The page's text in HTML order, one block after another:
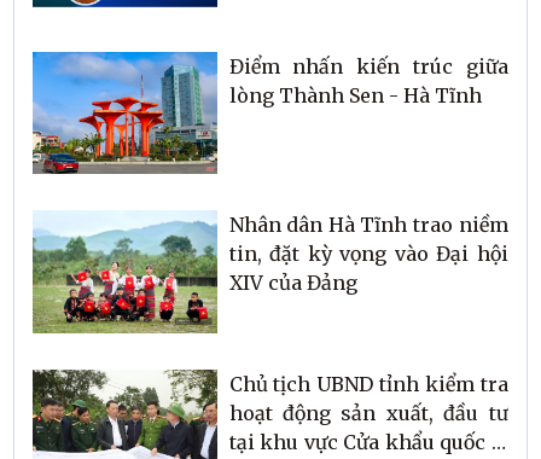
Điểm nhấn kiến trúc giữa
lòng Thành Sen - Hà Tĩnh
Nhân dân Hà Tĩnh trao niềm
tin, đặt kỳ vọng vào Đại hội
XIV của Đảng
Chủ tịch UBND tỉnh kiểm tra
hoạt động sản xuất, đầu tư
tại khu vực Cửa khẩu quốc tế